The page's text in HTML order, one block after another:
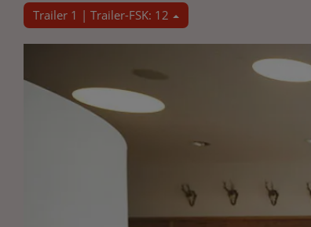
Trailer 1 | Trailer-FSK: 12